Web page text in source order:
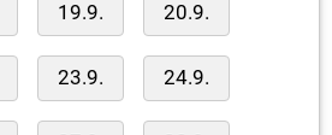
19.9. 20.9.
23.9. 24.9.